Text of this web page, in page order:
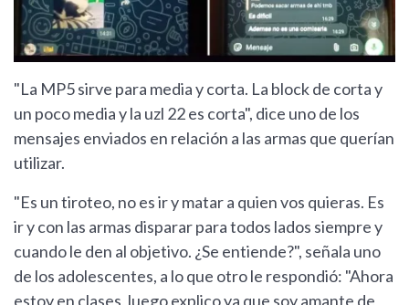
"La MP5 sirve para media y corta. La block de corta y
un poco media y la uzl 22 es corta", dice uno de los
mensajes enviados en relación a las armas que querían
utilizar.
"Es un tiroteo, no es ir y matar a quien vos quieras. Es
ir y con las armas disparar para todos lados siempre y
cuando le den al objetivo. ¿Se entiende?", señala uno
de los adolescentes, a lo que otro le respondió: "Ahora
estoy en clases, luego explico ya que soy amante de